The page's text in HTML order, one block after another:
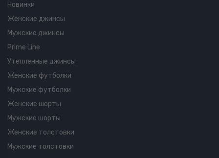
Новинки
Женские джинсы
Мужские джинсы
Prime Line
Утепленные джинсы
Женские футболки
Мужские футболки
Женские шорты
Мужские шорты
Женские толстовки
Мужские толстовки